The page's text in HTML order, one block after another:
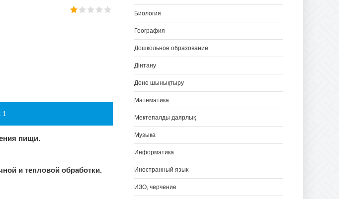
пищи.
и тепловой обработки.
Биология
География
Дошкольное образование
Дінтану
Дене шынықтыру
Математика
Мектепалды даярлық
Музыка
Информатика
Иностранный язык
ИЗО, черчение